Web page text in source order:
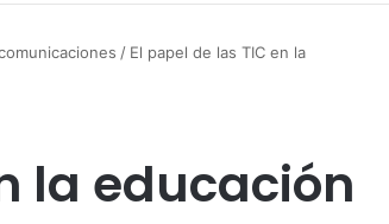
/ El papel de las TIC en la
la educación